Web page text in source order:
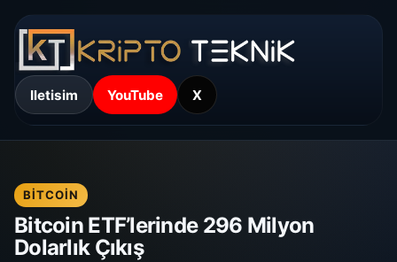
Iletisim YouTube X
BITCOIN
Bitcoin ETF’lerinde 296 Milyon
Dolarlık Çıkış